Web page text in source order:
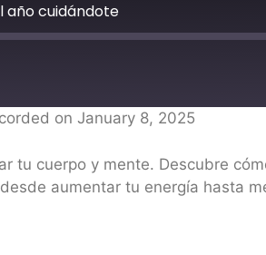
año cuidándote
on January 8, 2025
tu cuerpo y mente. Descubre
aumentar tu energía hasta